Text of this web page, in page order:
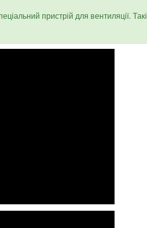
пристрій для вентиляції. Такі